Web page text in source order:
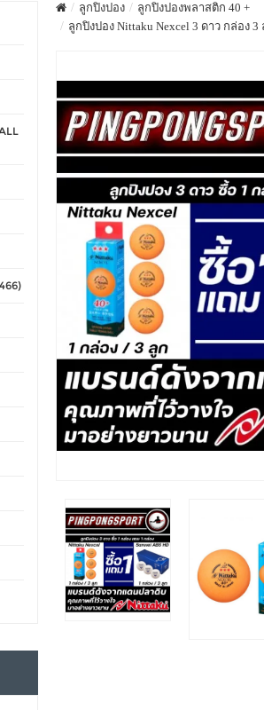
ลูกปิงปอง
ลูกปิงปองพลาสติก 40 +
ลูกปิงปอง Nittaku Nexcel 3 ดาว กล่อง